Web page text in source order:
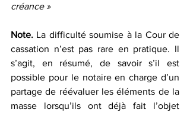
créance »
Note. La difficulté soumise à la Cour de
cassation n’est pas rare en pratique. Il
s’agit, en résumé, de savoir s’il est
possible pour le notaire en charge d’un
partage de réévaluer les éléments de la
masse lorsqu’ils ont déjà fait l’objet